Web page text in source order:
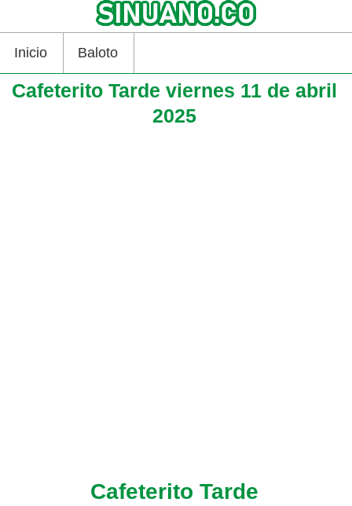
Inicio Baloto
Cafeterito Tarde viernes 11 de abril
2025
Cafeterito Tarde